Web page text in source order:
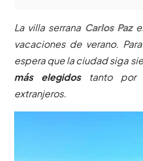
La villa serranaCarlos Paz
vacaciones de verano.
espera que la ciudad siga
más elegidostanto por
extranjeros.